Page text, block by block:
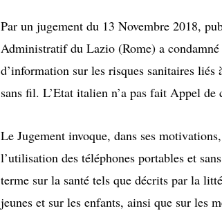
Par un jugement du 13 Novembre 2018,
Administratif du Lazio (Rome) a
d’information sur les risques sanitaires
sans fil. L’Etat italien n’a pas fait Appel de
Le Jugement invoque, dans ses
l’utilisation des téléphones portables et
terme sur la santé tels que décrits par la
jeunes et sur les enfants, ainsi que sur les